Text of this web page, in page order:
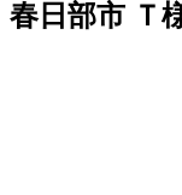
春日部市 Ｔ